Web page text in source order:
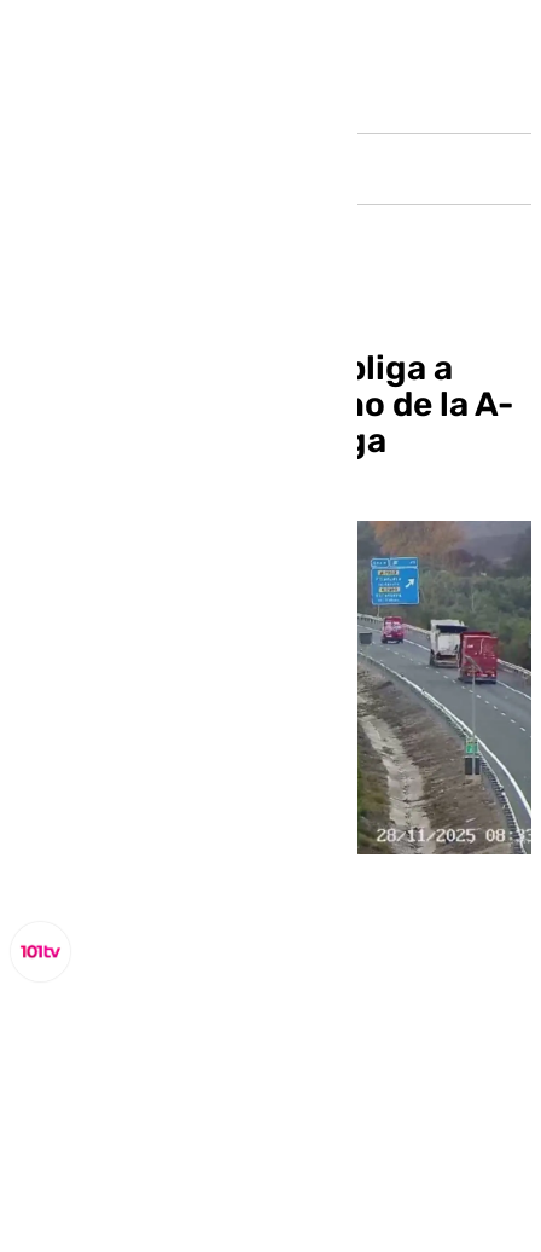
Un camión volcado obliga a
cortar el carril derecho de la A-
92M en sentido Málaga